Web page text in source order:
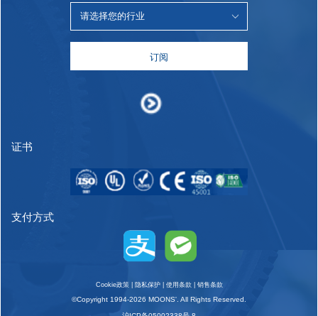
订阅
证书
支付方式
Cookie政策| 隐私保护| 使用条款| 销售条款
©Copyright 1994-2026 MOONS'. All Rights Reserved.